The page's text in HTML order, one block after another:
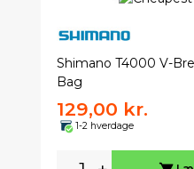
Shimano T4000 V-
Bag
129,00 kr.
1-2 hverdage